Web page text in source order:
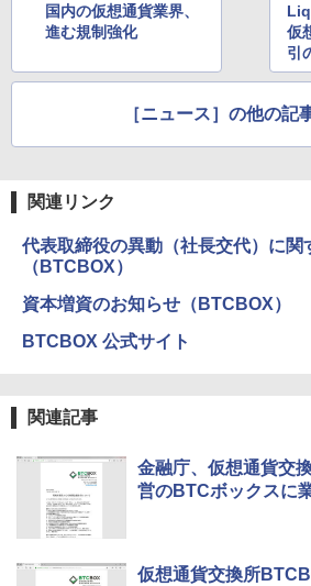
国内の仮想通貨業界、
進む規制強化
仮
引
ジ
［ニュース］の他の記
関連リンク
代表取締役の異動（社長交代）に関
（BTCBOX）
資本増資のお知らせ（BTCBOX）
BTCBOX 公式サイト
関連記事
金融庁、仮想通貨交
営のBTCボックスに
仮想通貨交換所